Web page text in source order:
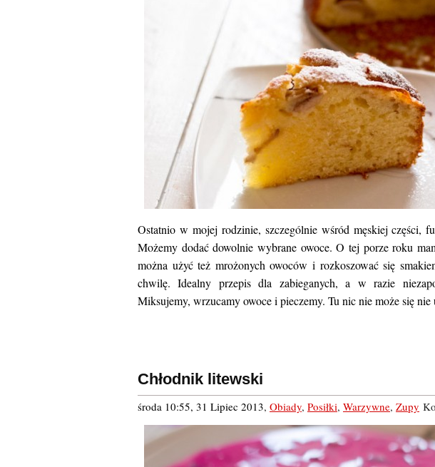
Ostatnio w mojej rodzinie, szczególnie wśród męskiej części,
Możemy dodać dowolnie wybrane owoce. O tej porze roku
można użyć też mrożonych owoców i rozkoszować się
chwilę. Idealny przepis dla zabieganych, a w razie
Miksujemy, wrzucamy owoce i pieczemy. Tu nic nie może się nie
Chłodnik litewski
środa 10:55, 31 Lipiec 2013, Obiady, Posiłki, Warzywne, Zupy